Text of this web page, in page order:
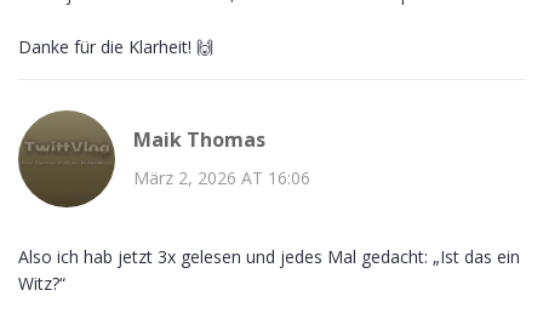
Danke für die Klarheit! 🙌
Maik Thomas
März 2, 2026 AT 16:06
Also ich hab jetzt 3x gelesen und jedes Mal gedacht: „Ist das ein
Witz?“